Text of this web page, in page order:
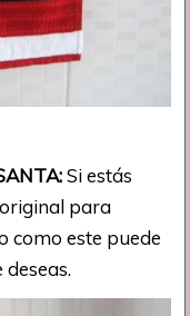
Si estás
para
como este puede